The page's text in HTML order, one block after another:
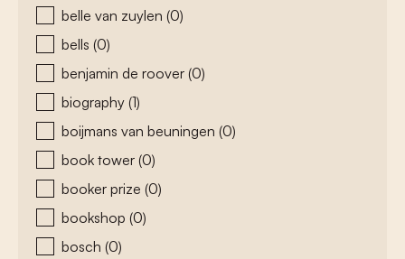
belle van zuylen (0)
bells (0)
benjamin de roover (0)
biography (1)
boijmans van beuningen (0)
book tower (0)
booker prize (0)
bookshop (0)
bosch (0)